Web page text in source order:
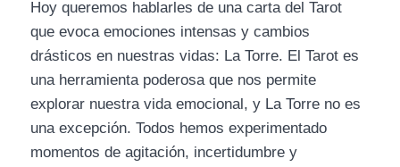
Hoy queremos hablarles de una carta del Tarot
que evoca emociones intensas y cambios
drásticos en nuestras vidas: La Torre. El Tarot es
una herramienta poderosa que nos permite
explorar nuestra vida emocional, y La Torre no es
una excepción. Todos hemos experimentado
momentos de agitación, incertidumbre y